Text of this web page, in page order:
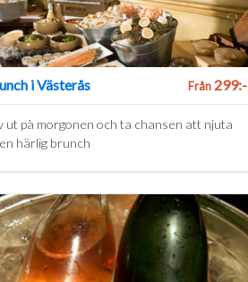
i Västerås Från299:-
ut på morgonen och ta chansen att njuta
härlig brunch